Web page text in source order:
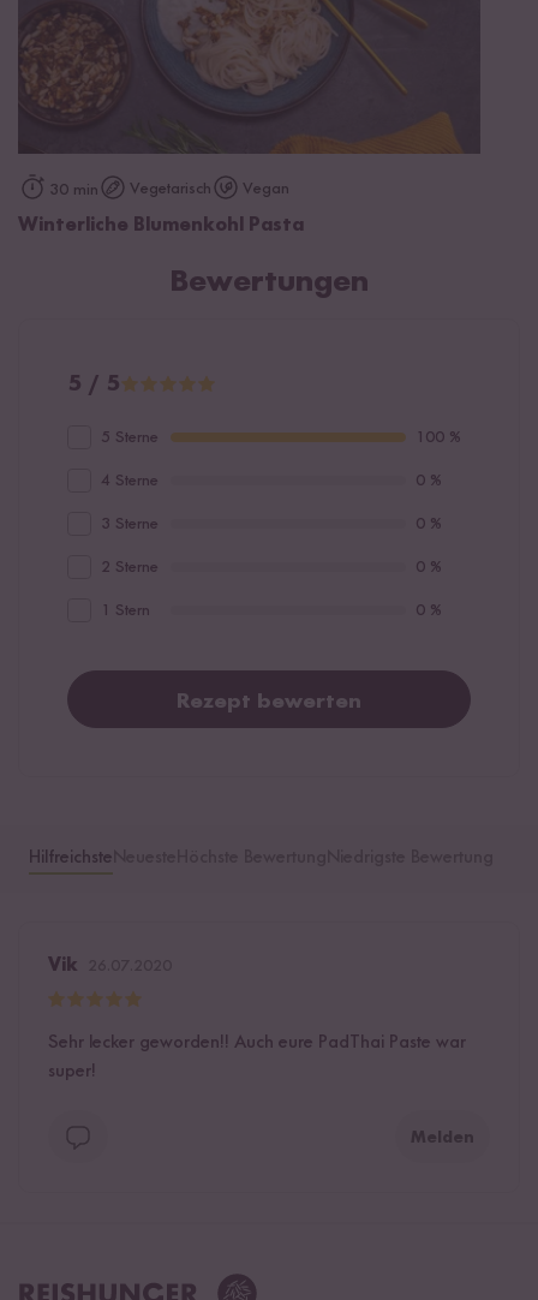
30 min Vegetarisch Vegan
Winterliche Blumenkohl Pasta
Bewertungen
5 / 5
5 Sterne 100 %
4 Sterne 0 %
3 Sterne 0 %
2 Sterne 0 %
1 Stern 0 %
Rezept bewerten
Hilfreichste
Vik
Sehr lecker geworden!! Auch eure PadThai Paste war
super!
Melden